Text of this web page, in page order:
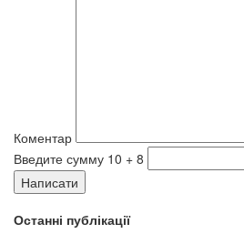
Коментар
Введите сумму 10 + 8
Написати
Останні публікації